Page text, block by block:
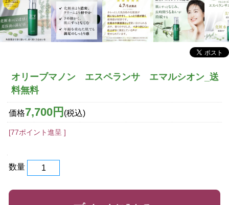
オリーブマノン エスペランサ エマルシオン_送
料無料
価格7,700円 (税込)
[77ポイント進呈 ]
数量